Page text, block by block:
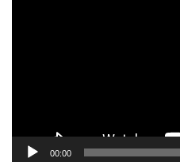
00:00